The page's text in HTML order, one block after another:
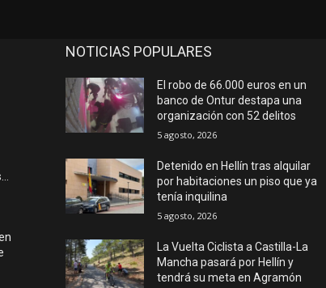
NOTICIAS POPULARES
El robo de 66.000 euros en un
banco de Ontur destapa una
organización con 52 delitos
5 agosto, 2026
Detenido en Hellín tras alquilar
por habitaciones un piso que ya
tenía inquilina
5 agosto, 2026
La Vuelta Ciclista a Castilla-La
Mancha pasará por Hellín y
tendrá su meta en Agramón